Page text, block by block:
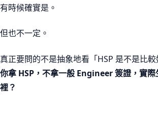
有時候確實是。
但也不一定。
真正要問的不是抽象地看「HSP 是不是比較
你拿 HSP，不拿一般 Engineer 簽證，實
裡？